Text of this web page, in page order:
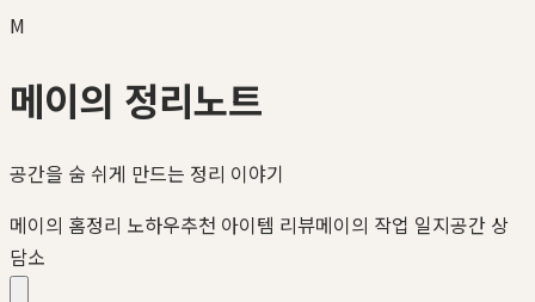
M
메이의 정리노트
공간을 숨 쉬게 만드는 정리 이야기
메이의 홈정리 노하우추천 아이템 리뷰메이의 작업 일지공간 상
담소